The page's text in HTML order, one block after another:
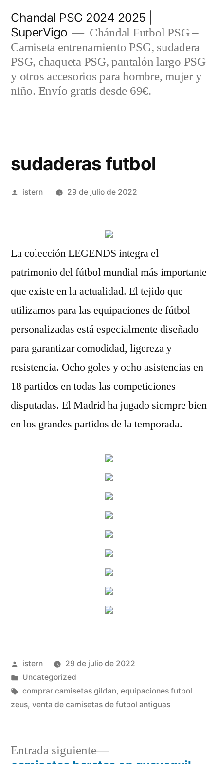
contenido
Chandal PSG 2024 2025 |
SuperVigo
Chándal Futbol PSG –
Camiseta entrenamiento PSG, sudadera
PSG, chaqueta PSG, pantalón largo PSG
y otros accesorios para hombre, mujer y
niño. Envío gratis desde 69€.
sudaderas futbol
Publicado
istern 29 de julio de 2022
La colección LEGENDS integra el
patrimonio del fútbol mundial más importante
que existe en la actualidad. El tejido que
utilizamos para las equipaciones de fútbol
personalizadas está especialmente diseñado
para garantizar comodidad, ligereza y
resistencia. Ocho goles y ocho asistencias en
18 partidos en todas las competiciones
disputadas. El Madrid ha jugado siempre bien
en los grandes partidos de la temporada.
Publicado
por
istern
29 de julio de 2022
Publicado
en
Uncategorized
Etiquetas:
comprar camisetas gildan, equipaciones futbol
zeus, venta de camisetas de futbol antiguas
Entrada siguiente
Entrada